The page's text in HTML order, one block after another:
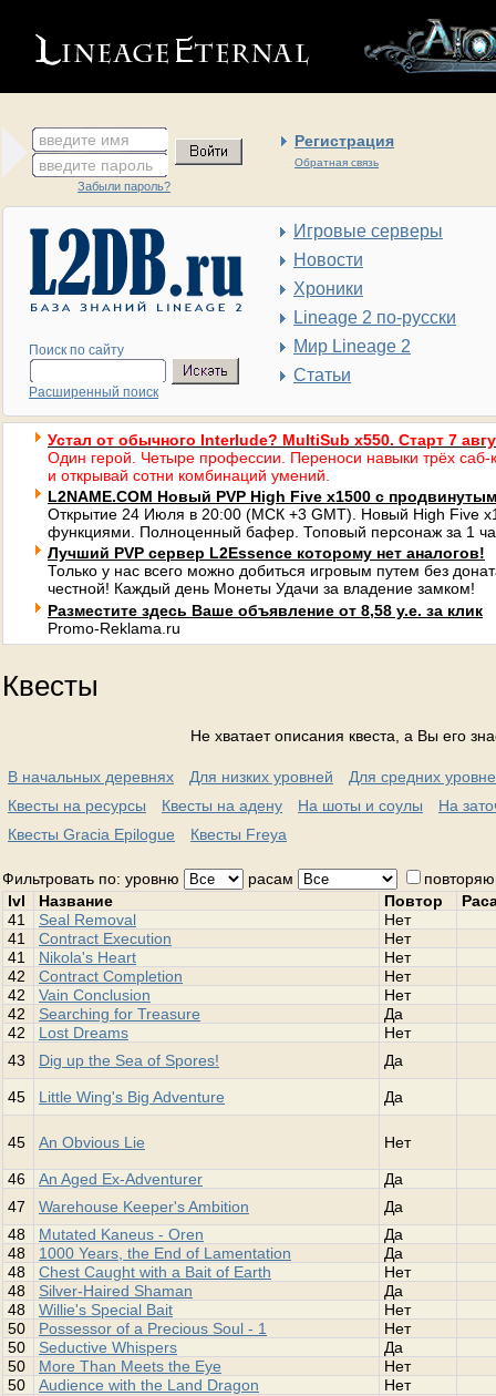
введите имя Регистрация
Обратная связь
введите пароль
Забыли пароль?
Поиск по сайту
Расширенный поиск
Игровые серверы
Новости
Хроники
Lineage 2 по-русски
Мир Lineage 2
Статьи
Устал от обычного Interlude? MultiSub x550. Старт 7
Один герой. Четыре профессии. Переноси навыки трёх саб-
и открывай сотни комбинаций умений.
L2NAME.COM Новый PVP High Five x1500 с
Открытие 24 Июля в 20:00 (МСК +3 GMT). Новый High Five
функциями. Полноценный бафер. Топовый персонаж за 1
Лучший PVP сервер L2Essence которому нет аналогов!
Только у нас всего можно добиться игровым путем без
честной! Каждый день Монеты Удачи за владение замком!
Разместите здесь Ваше объявление от 8,58 у.е. за клик
Promo-Reklama.ru
Квесты
Не хватает описания квеста, а Вы его
В начальных деревнях Для низких уровней
Для средних
Квесты на ресурсы
Квесты на адену На шоты и соулы
На
Квесты Gracia Epilogue
Квесты Freya
Фильтровать по: уровню расам
lvl
Название Повтор
41
Seal Removal
Нет
41
Contract Execution
Нет
41
Nikola's Heart
Нет
42
Contract Completion
Нет
42
Vain Conclusion
Нет
42
Searching for Treasure
Да
42
Lost Dreams
Нет
43
Dig up the Sea of Spores! Да
45 Little Wing's Big Adventure Да
45 An Obvious Lie Нет
46 An Aged Ex-Adventurer
Да
47
Warehouse Keeper's Ambition
Да
48
Mutated Kaneus - Oren
Да
48
1000 Years, the End of Lamentation
Да
48
Chest Caught with a Bait of Earth
Нет
48
Silver-Haired Shaman
Да
48
Willie's Special Bait
Нет
50
Possessor of a Precious Soul - 1
Нет
50
Seductive Whispers
Да
50
More Than Meets the Eye
Нет
50
Audience with the Land Dragon Нет